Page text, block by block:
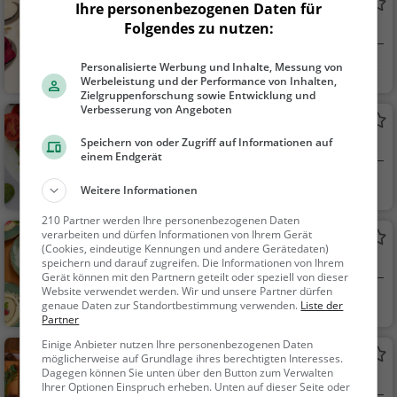
Les Curiades
Restaurant in Bernex
Bernex, Schweiz
Restaurant, Aben
dessen, Mittagessen
Exclusive
Italienisches Restaurant in Perly
Perly, Schweiz
ch, Mittagessen, Abe
ndessen, Vegetarisc
h, Mediterran
Cafe Babel
Restaurant in La Croix-de-Rozon
La Croix-de-Rozon,
Restaurant, Aben
Garden und Cooking
Restaurant in Plan-les-Ouates
Ihre personenbezogenen Daten für
Folgendes zu nutzen:
Personalisierte Werbung und Inhalte, Messung von
Werbeleistung und der Performance von Inhalten,
Zielgruppenforschung sowie Entwicklung und
Verbesserung von Angeboten
Speichern von oder Zugriff auf Informationen auf
einem Endgerät
Weitere Informationen
210 Partner werden Ihre personenbezogenen Daten
verarbeiten und dürfen Informationen von Ihrem Gerät
(Cookies, eindeutige Kennungen und andere Gerätedaten)
speichern und darauf zugreifen. Die Informationen von Ihrem
Gerät können mit den Partnern geteilt oder speziell von dieser
Website verwendet werden. Wir und unsere Partner dürfen
genaue Daten zur Standortbestimmung verwenden. Liste der
Partner
Einige Anbieter nutzen Ihre personenbezogenen Daten
möglicherweise auf Grundlage ihres berechtigten Interesses.
Dagegen können Sie unten über den Button zum Verwalten
Ihrer Optionen Einspruch erheben. Unten auf dieser Seite oder